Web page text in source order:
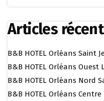
Articles
B&B HOTEL Orléans Saint
B&B HOTEL Orléans
B&B HOTEL Orléans Nord
B&B HOTEL Orléans